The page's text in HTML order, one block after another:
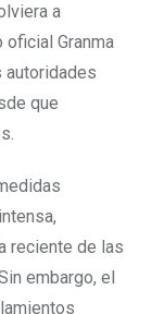
a
oficial Granma
autoridades
que
reciente de las
embargo, el